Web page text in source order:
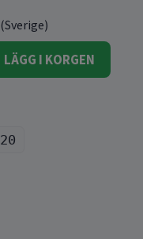
LÄGG I KORGEN